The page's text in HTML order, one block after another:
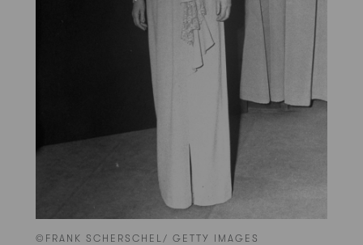
©FRANK SCHERSCHEL/ GETTY IMAGES